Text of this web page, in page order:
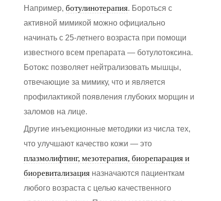
Например, ботулинотерапия. Бороться с
активной мимикой можно официально
начинать с 25-летнего возраста при помощи
известного всем препарата — ботулотоксина.
Ботокс позволяет нейтрализовать мышцы,
отвечающие за мимику, что и является
профилактикой появления глубоких морщин и
заломов на лице.
Другие инъекционные методики из числа тех,
что улучшают качество кожи — это
плазмолифтинг, мезотерапия, биорепарация и
биоревитализация назначаются пациенткам
любого возраста с целью качественного